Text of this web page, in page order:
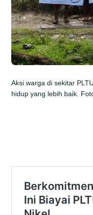
Aksi warga di sekitar
hidup yang lebih baik.